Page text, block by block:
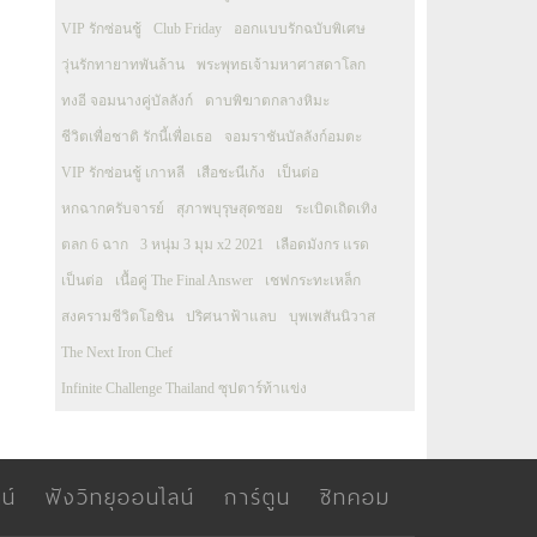
VIP รักซ่อนชู้ Club Friday ออกแบบรักฉบับพิเศษ
วุ่นรักทายาทพันล้าน พระพุทธเจ้ามหาศาสดาโลก
ทงอี จอมนางคู่บัลลังก์ ดาบพิฆาตกลางหิมะ
ชีวิตเพื่อชาติ รักนี้เพื่อเธอ จอมราชันบัลลังก์อมตะ
VIP รักซ่อนชู้ เกาหลี เสือชะนีเก้ง เป็นต่อ
หกฉากครับจารย์ สุภาพบุรุษสุดซอย ระเบิดเถิดเทิง
ตลก 6 ฉาก 3 หนุ่ม 3 มุม x2 2021 เลือดมังกร แรด
เป็นต่อ เนื้อคู่ The Final Answer เชฟกระทะเหล็ก
สงครามชีวิตโอชิน ปริศนาฟ้าแลบ บุพเพสันนิวาส
The Next Iron Chef
Infinite Challenge Thailand ซุปตาร์ท้าแข่ง
ฟังวิทยุออนไลน์ การ์ตูน ซิทคอม